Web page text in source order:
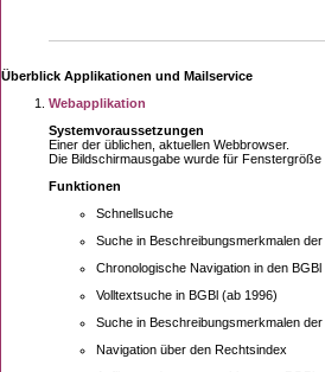
Überblick Applikationen und Mailservice
Webapplikation
Systemvoraussetzungen
Einer der üblichen, aktuellen Webbrowser.
Die Bildschirmausgabe wurde für
Funktionen
Schnellsuche
Suche in Beschreibungsmerkmalen
Chronologische Navigation in den BGBl
Volltextsuche in BGBl (ab 1996)
Suche in Beschreibungsmerkmalen
Navigation über den Rechtsindex